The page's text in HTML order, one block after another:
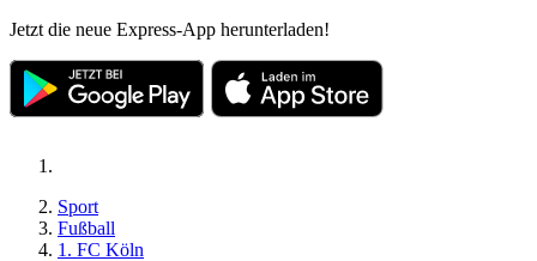
Jetzt die neue Express-App herunterladen!
Sport
Fußball
1. FC Köln